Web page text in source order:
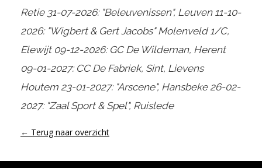
Retie 31-07-2026: "Beleuvenissen", Leuven 11-10-
2026: "Wigbert & Gert Jacobs" Molenveld 1/C,
Elewijt 09-12-2026: GC De Wildeman, Herent
09-01-2027: CC De Fabriek, Sint, Lievens
Houtem 23-01-2027: "Arscene", Hansbeke 26-02-
2027: "Zaal Sport & Spel", Ruislede
← Terug naar overzicht